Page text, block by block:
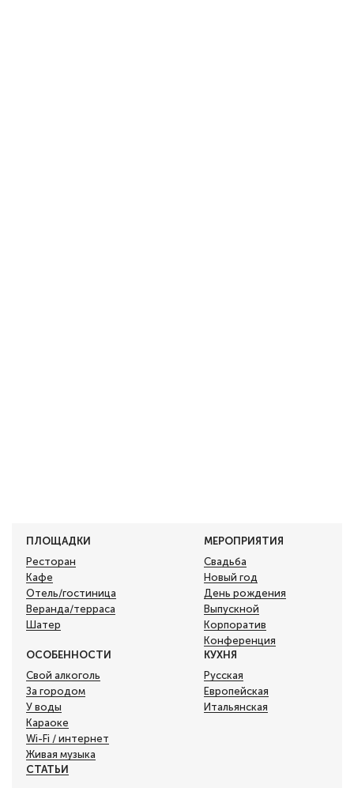
ПЛОЩАДКИ
Ресторан
Кафе
Отель/гостиница
Веранда/терраса
Шатер
МЕРОПРИЯТИЯ
Свадьба
Новый год
День рождения
Выпускной
Корпоратив
Конференция
ОСОБЕННОСТИ
Свой алкоголь
За городом
У воды
Караоке
Wi-Fi / интернет
Живая музыка
КУХНЯ
Русская
Европейская
Итальянская
СТАТЬИ